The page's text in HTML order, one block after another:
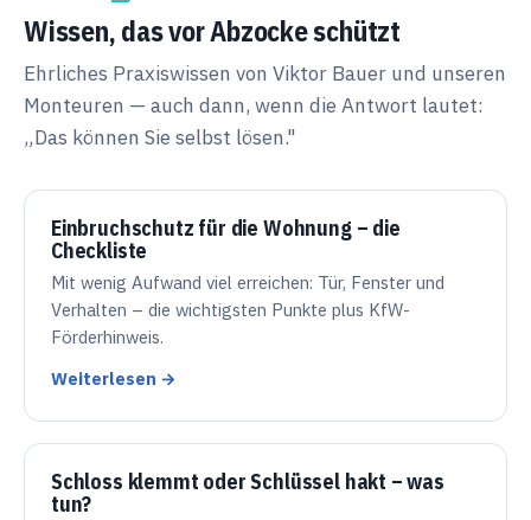
Wissen, das vor Abzocke schützt
Ehrliches Praxiswissen von Viktor Bauer und unseren
Monteuren — auch dann, wenn die Antwort lautet:
„Das können Sie selbst lösen."
Einbruchschutz für die Wohnung – die
Checkliste
Mit wenig Aufwand viel erreichen: Tür, Fenster und
Verhalten – die wichtigsten Punkte plus KfW-
Förderhinweis.
Weiterlesen →
Schloss klemmt oder Schlüssel hakt – was
tun?